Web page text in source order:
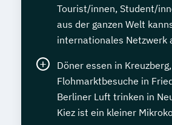
Tourist/innen, Student/
aus der ganzen Welt
internationales Netzwerk
Döner essen in Kreuzberg,
Flohmarktbesuche in
Berliner Luft trinken in
Kiez ist ein kleiner